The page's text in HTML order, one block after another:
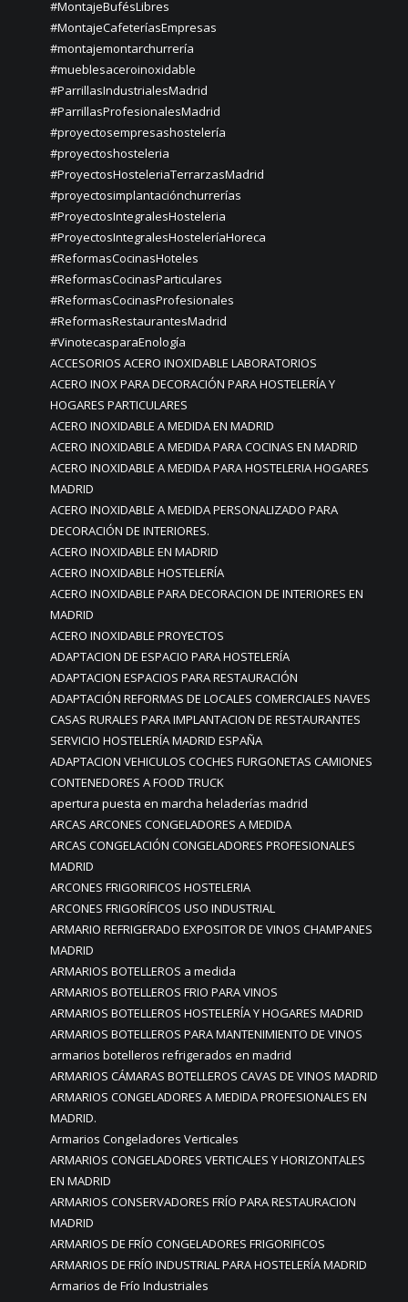
#MontajeBufésLibres
#MontajeCafeteríasEmpresas
#montajemontarchurrería
#mueblesaceroinoxidable
#ParrillasIndustrialesMadrid
#ParrillasProfesionalesMadrid
#proyectosempresashostelería
#proyectoshosteleria
#ProyectosHosteleriaTerrarzasMadrid
#proyectosimplantaciónchurrerías
#ProyectosIntegralesHosteleria
#ProyectosIntegralesHosteleríaHoreca
#ReformasCocinasHoteles
#ReformasCocinasParticulares
#ReformasCocinasProfesionales
#ReformasRestaurantesMadrid
#VinotecasparaEnología
ACCESORIOS ACERO INOXIDABLE LABORATORIOS
ACERO INOX PARA DECORACIÓN PARA HOSTELERÍA Y
HOGARES PARTICULARES
ACERO INOXIDABLE A MEDIDA EN MADRID
ACERO INOXIDABLE A MEDIDA PARA COCINAS EN MADRID
ACERO INOXIDABLE A MEDIDA PARA HOSTELERIA HOGARES
MADRID
ACERO INOXIDABLE A MEDIDA PERSONALIZADO PARA
DECORACIÓN DE INTERIORES.
ACERO INOXIDABLE EN MADRID
ACERO INOXIDABLE HOSTELERÍA
ACERO INOXIDABLE PARA DECORACION DE INTERIORES EN
MADRID
ACERO INOXIDABLE PROYECTOS
ADAPTACION DE ESPACIO PARA HOSTELERÍA
ADAPTACION ESPACIOS PARA RESTAURACIÓN
ADAPTACIÓN REFORMAS DE LOCALES COMERCIALES NAVES
CASAS RURALES PARA IMPLANTACION DE RESTAURANTES
SERVICIO HOSTELERÍA MADRID ESPAÑA
ADAPTACION VEHICULOS COCHES FURGONETAS CAMIONES
CONTENEDORES A FOOD TRUCK
apertura puesta en marcha heladerías madrid
ARCAS ARCONES CONGELADORES A MEDIDA
ARCAS CONGELACIÓN CONGELADORES PROFESIONALES
MADRID
ARCONES FRIGORIFICOS HOSTELERIA
ARCONES FRIGORÍFICOS USO INDUSTRIAL
ARMARIO REFRIGERADO EXPOSITOR DE VINOS CHAMPANES
MADRID
ARMARIOS BOTELLEROS a medida
ARMARIOS BOTELLEROS FRIO PARA VINOS
ARMARIOS BOTELLEROS HOSTELERÍA Y HOGARES MADRID
ARMARIOS BOTELLEROS PARA MANTENIMIENTO DE VINOS
armarios botelleros refrigerados en madrid
ARMARIOS CÁMARAS BOTELLEROS CAVAS DE VINOS MADRID
ARMARIOS CONGELADORES A MEDIDA PROFESIONALES EN
MADRID.
Armarios Congeladores Verticales
ARMARIOS CONGELADORES VERTICALES Y HORIZONTALES
EN MADRID
ARMARIOS CONSERVADORES FRÍO PARA RESTAURACION
MADRID
ARMARIOS DE FRÍO CONGELADORES FRIGORIFICOS
ARMARIOS DE FRÍO INDUSTRIAL PARA HOSTELERÍA MADRID
Armarios de Frío Industriales